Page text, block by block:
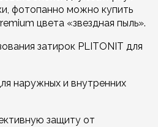
фотопанно можно купить
цвета «звездная пыль».
затирок PLITONIT для
наружных и внутренних
защиту от